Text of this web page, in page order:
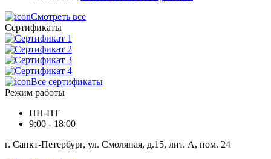
Смотреть все
Сертификаты
Все сертификаты
Режим работы
ПН-ПТ
9:00 - 18:00
г. Санкт-Петербург, ул. Смоляная, д.15, лит. А, пом. 24